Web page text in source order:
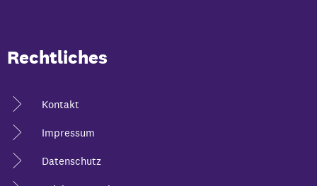
Rechtliches
Kontakt
Impressum
Datenschutz